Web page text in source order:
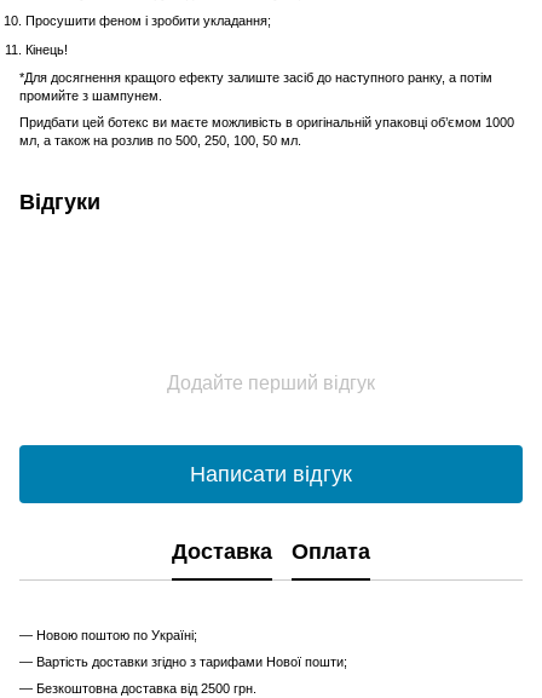
Просушити феном і зробити укладання;
Кінець!
*Для досягнення кращого ефекту залиште засіб до наступного ранку, а потім
промийте з шампунем.
Придбати цей ботекс ви маєте можливість в оригінальній упаковці об’ємом 1000
мл, а також на розлив по 500, 250, 100, 50 мл.
Відгуки
Додайте перший відгук
Написати відгук
Доставка Оплата
— Новою поштою по Україні;
— Вартість доставки згідно з тарифами Нової пошти;
— Безкоштовна доставка від 2500 грн.